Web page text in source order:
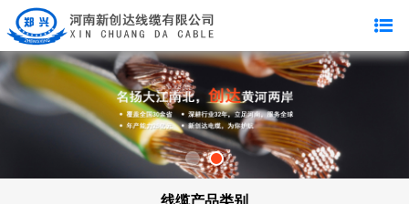
线缆产品类别